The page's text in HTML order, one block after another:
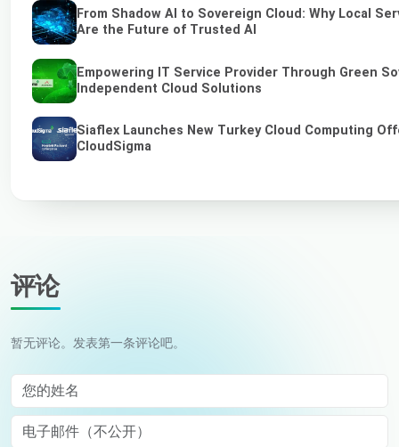
From Shadow AI to Sovereign Cloud: Why Local
Are the Future of Trusted AI
Empowering IT Service Provider Through Green
Independent Cloud Solutions
Siaflex Launches New Turkey Cloud Computing
CloudSigma
评论
暂无评论。发表第一条评论吧。
您的姓名
电子邮件（不公开）